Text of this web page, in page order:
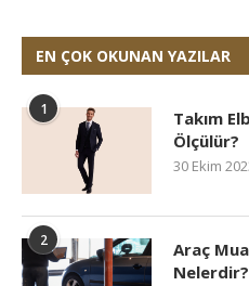
EN ÇOK OKUNAN YAZILAR
1
Takım
Ölçülür?
30 Ekim
2
Araç
Nelerdir?